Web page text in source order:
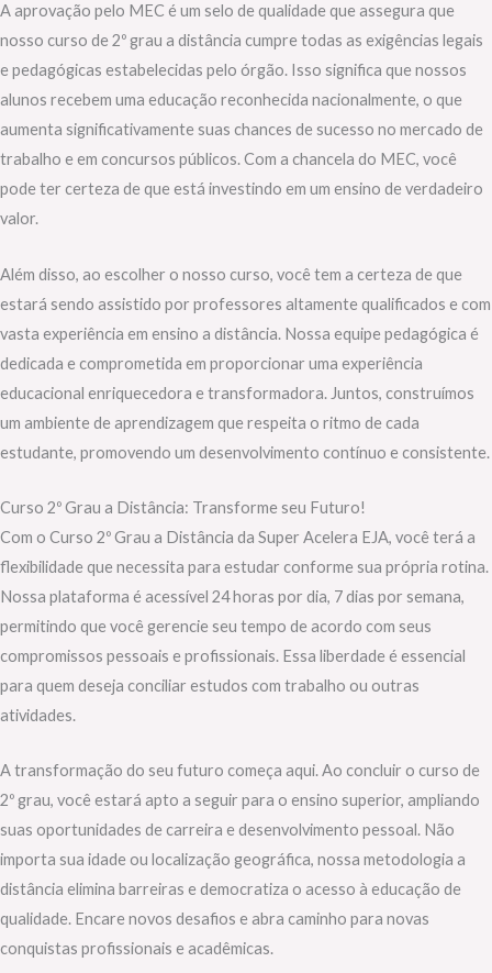
A aprovação pelo MEC é um selo de qualidade que assegura que
nosso curso de 2º grau a distância cumpre todas as exigências legais
e pedagógicas estabelecidas pelo órgão. Isso significa que nossos
alunos recebem uma educação reconhecida nacionalmente, o que
aumenta significativamente suas chances de sucesso no mercado de
trabalho e em concursos públicos. Com a chancela do MEC, você
pode ter certeza de que está investindo em um ensino de verdadeiro
valor.
Além disso, ao escolher o nosso curso, você tem a certeza de que
estará sendo assistido por professores altamente qualificados e com
vasta experiência em ensino a distância. Nossa equipe pedagógica é
dedicada e comprometida em proporcionar uma experiência
educacional enriquecedora e transformadora. Juntos, construímos
um ambiente de aprendizagem que respeita o ritmo de cada
estudante, promovendo um desenvolvimento contínuo e consistente.
Curso 2º Grau a Distância: Transforme seu Futuro!
Com o Curso 2º Grau a Distância da Super Acelera EJA, você terá a
flexibilidade que necessita para estudar conforme sua própria rotina.
Nossa plataforma é acessível 24 horas por dia, 7 dias por semana,
permitindo que você gerencie seu tempo de acordo com seus
compromissos pessoais e profissionais. Essa liberdade é essencial
para quem deseja conciliar estudos com trabalho ou outras
atividades.
A transformação do seu futuro começa aqui. Ao concluir o curso de
2º grau, você estará apto a seguir para o ensino superior, ampliando
suas oportunidades de carreira e desenvolvimento pessoal. Não
importa sua idade ou localização geográfica, nossa metodologia a
distância elimina barreiras e democratiza o acesso à educação de
qualidade. Encare novos desafios e abra caminho para novas
conquistas profissionais e acadêmicas.